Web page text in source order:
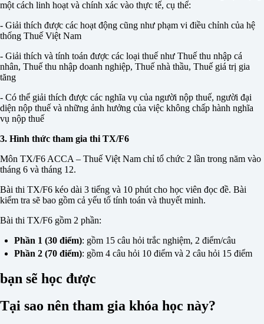
một cách linh hoạt và chính xác vào thực tế, cụ thể:
- Giải thích được các hoạt động cũng như phạm vi điều chỉnh của hệ
thống Thuế Việt Nam
- Giải thích và tính toán được các loại thuế như Thuế thu nhập cá
nhân, Thuế thu nhập doanh nghiệp, Thuế nhà thầu, Thuế giá trị gia
tăng
- Có thể giải thích được các nghĩa vụ của người nộp thuế, người đại
diện nộp thuế và những ảnh hưởng của việc không chấp hành nghĩa
vụ nộp thuế
3. Hình thức tham gia thi TX/F6
Môn TX/F6 ACCA – Thuế Việt Nam chỉ tổ chức 2 lần trong năm vào
tháng 6 và tháng 12.
Bài thi TX/F6 kéo dài 3 tiếng và 10 phút cho học viên đọc đề. Bài
kiểm tra sẽ bao gồm cả yếu tố tính toán và thuyết minh.
Bài thi TX/F6 gồm 2 phần:
Phần 1 (30 điểm): gồm 15 câu hỏi trắc nghiệm, 2 điểm/câu
Phần 2 (70 điểm): gồm 4 câu hỏi 10 điểm và 2 câu hỏi 15 điểm
bạn sẽ học được
Tại sao nên tham gia khóa học này?